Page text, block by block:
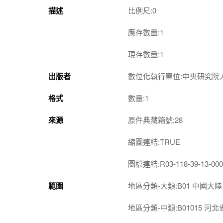
描述 比例尺:0
應存數量:1
現存數量:1
出版者 數位化執行單位:中央研究
格式 數量:1
來源 原件典藏箱號:28
縮圖連結:TRUE
圖檔連結:R03-118-39-13-
範圍 地區分類-大類:B01 中國大陸
地區分類-中類:B01015 河北